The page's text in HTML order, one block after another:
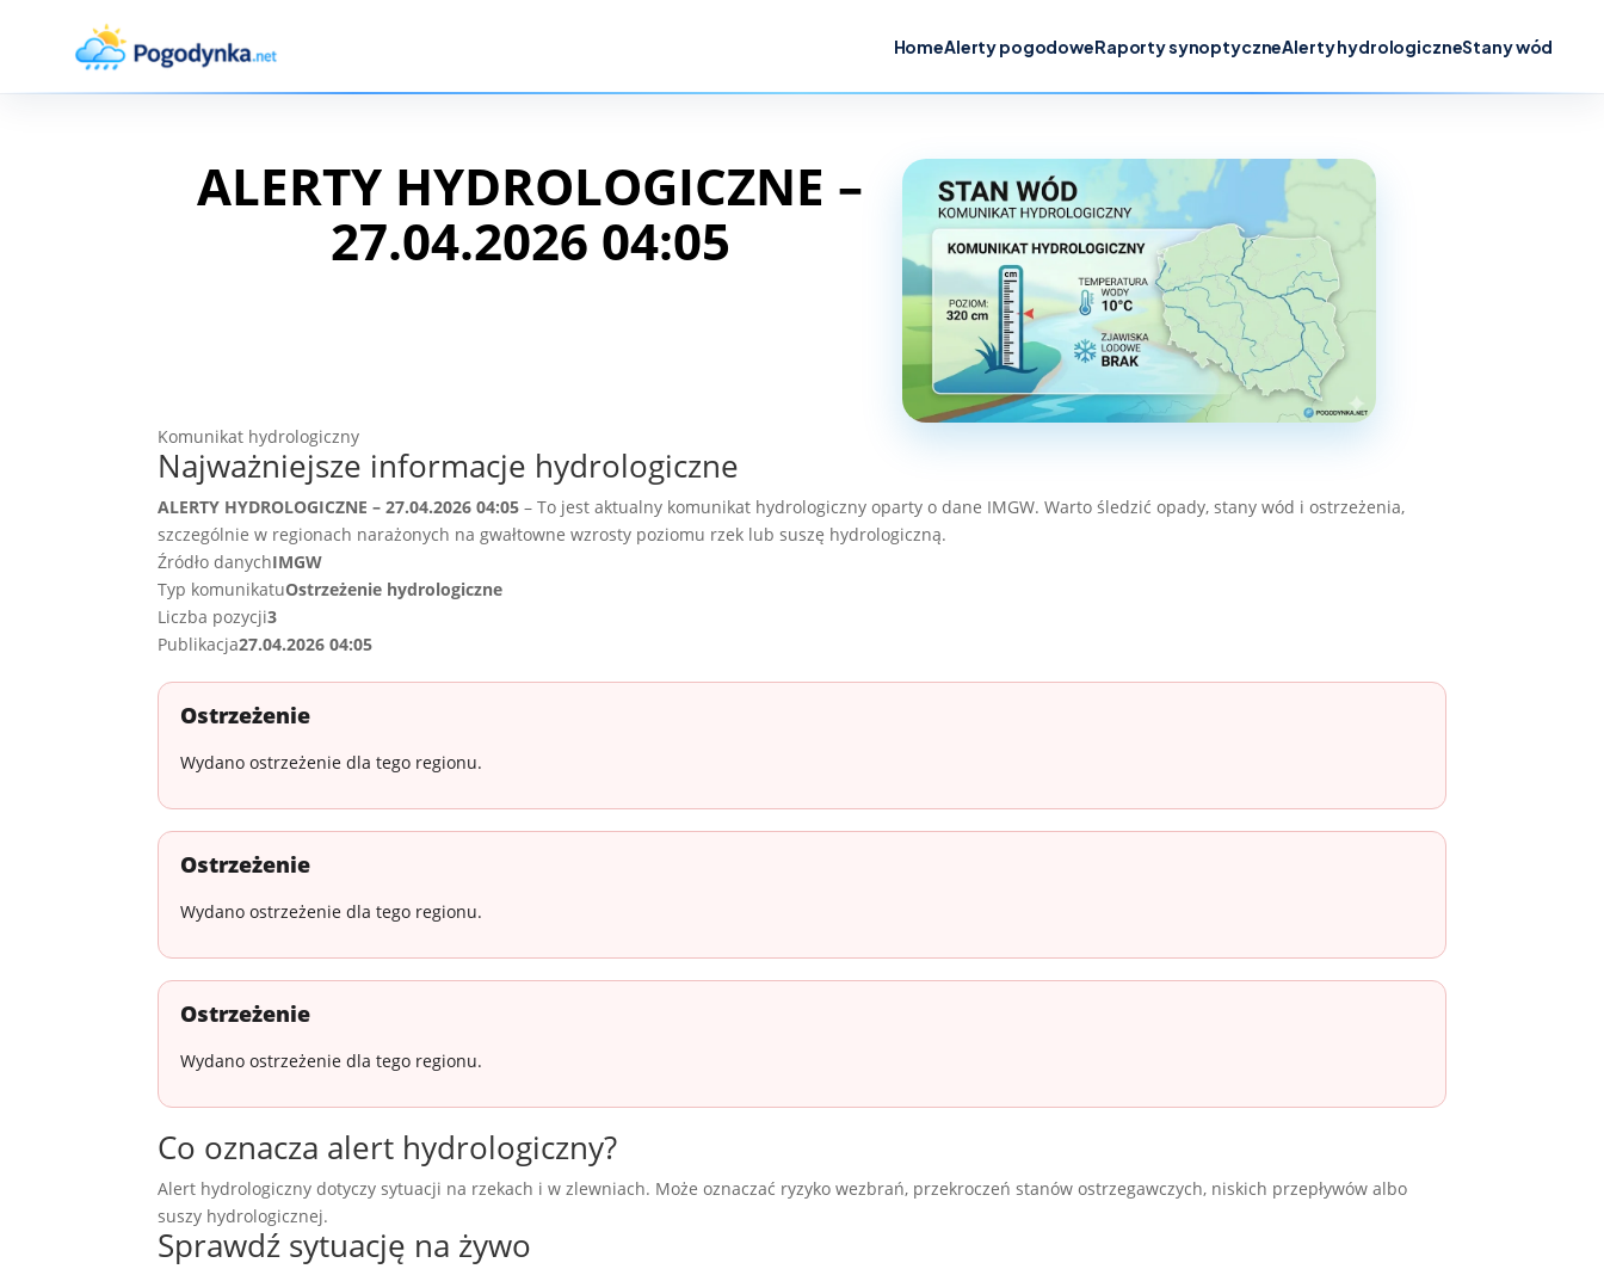
HomeAlerty pogodoweRaporty synoptyczneAlerty hydrologiczneStany wód
ALERTY HYDROLOGICZNE –
27.04.2026 04:05
Komunikat hydrologiczny
Najważniejsze informacje hydrologiczne
ALERTY HYDROLOGICZNE – 27.04.2026 04:05 – To jest aktualny komunikat hydrologiczny oparty o dane IMGW. Warto śledzić opady, stany wód i ostrzeżenia,
szczególnie w regionach narażonych na gwałtowne wzrosty poziomu rzek lub suszę hydrologiczną.
Źródło danychIMGW
Typ komunikatuOstrzeżenie hydrologiczne
Liczba pozycji3
Publikacja27.04.2026 04:05
Ostrzeżenie
Wydano ostrzeżenie dla tego regionu.
Ostrzeżenie
Wydano ostrzeżenie dla tego regionu.
Ostrzeżenie
Wydano ostrzeżenie dla tego regionu.
Co oznacza alert hydrologiczny?
Alert hydrologiczny dotyczy sytuacji na rzekach i w zlewniach. Może oznaczać ryzyko wezbrań, przekroczeń stanów ostrzegawczych, niskich przepływów albo
suszy hydrologicznej.
Sprawdź sytuację na żywo